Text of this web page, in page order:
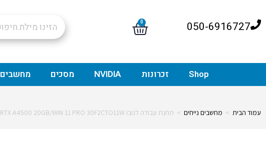
050-6916727
0
Shop זכרונות NVIDIA מסכים מחשבים
עמוד הבית > מחשבים נייחים > תחנת עבודה לנובו Lenovo ThinkStation P7 XEON P7 XEON W9-3475X 36C/128GB/1TB/NVIDIA RTX A4500 20GB/WIN 11 PRO 30F2CTO11W